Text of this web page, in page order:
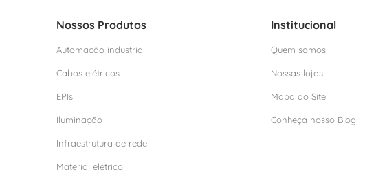
Nossos Produtos
Automação industrial
Cabos elétricos
EPIs
Iluminação
Infraestrutura de rede
Material elétrico
Institucional
Quem somos
Nossas lojas
Mapa do Site
Conheça nosso Blog